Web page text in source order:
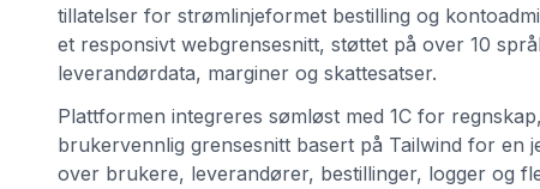
tillatelser for strømlinjeformet bestilling og
et responsivt webgrensesnitt, støttet på over 10
leverandørdata, marginer og skattesatser.
Plattformen integreres sømløst med 1C for
brukervennlig grensesnitt basert på Tailwind for en
over brukere, leverandører, bestillinger, logger og